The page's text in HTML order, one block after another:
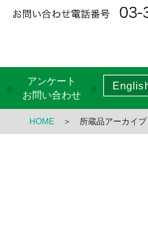
アンケート
お問い合わせ
HOME ＞ 所蔵品アーカイ